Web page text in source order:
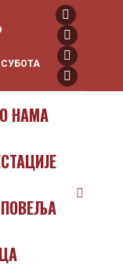
СУБОТА
Facebook
page
opens
in
YouTube
page
opens
Instagram
page
X
window
О НАМА
ПОВЕЉА
Search: